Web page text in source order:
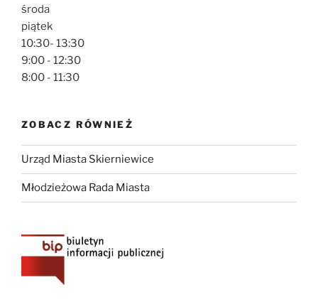
środa
piątek
10:30- 13:30
9:00 - 12:30
8:00 - 11:30
ZOBACZ RÓWNIEŻ
Urząd Miasta Skierniewice
Młodzieżowa Rada Miasta